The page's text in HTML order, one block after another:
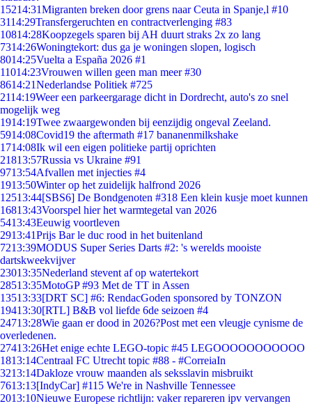
15214:31Migranten breken door grens naar Ceuta in Spanje,l #10
3114:29Transfergeruchten en contractverlenging #83
10814:28Koopzegels sparen bij AH duurt straks 2x zo lang
7314:26Woningtekort: dus ga je woningen slopen, logisch
8014:25Vuelta a España 2026 #1
11014:23Vrouwen willen geen man meer #30
8614:21Nederlandse Politiek #725
2114:19Weer een parkeergarage dicht in Dordrecht, auto's zo snel
mogelijk weg
1914:19Twee zwaargewonden bij eenzijdig ongeval Zeeland.
5914:08Covid19 the aftermath #17 bananenmilkshake
1714:08Ik wil een eigen politieke partij oprichten
21813:57Russia vs Ukraine #91
9713:54Afvallen met injecties #4
1913:50Winter op het zuidelijk halfrond 2026
12513:44[SBS6] De Bondgenoten #318 Een klein kusje moet kunnen
16813:43Voorspel hier het warmtegetal van 2026
5413:43Eeuwig voortleven
2913:41Prijs Bar le duc rood in het buitenland
7213:39MODUS Super Series Darts #2: 's werelds mooiste
dartskweekvijver
23013:35Nederland stevent af op watertekort
28513:35MotoGP #93 Met de TT in Assen
13513:33[DRT SC] #6: RendacGoden sponsored by TONZON
19413:30[RTL] B&B vol liefde 6de seizoen #4
24713:28Wie gaan er dood in 2026?Post met een vleugje cynisme de
overledenen.
27413:26Het enige echte LEGO-topic #45 LEGOOOOOOOOOOO
1813:14Centraal FC Utrecht topic #88 - #CorreiaIn
3213:14Dakloze vrouw maanden als seksslavin misbruikt
7613:13[IndyCar] #115 We're in Nashville Tennessee
2013:10Nieuwe Europese richtlijn: vaker repareren ipv vervangen